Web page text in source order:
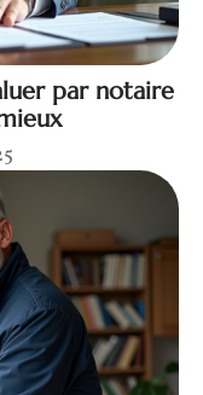
par notaire